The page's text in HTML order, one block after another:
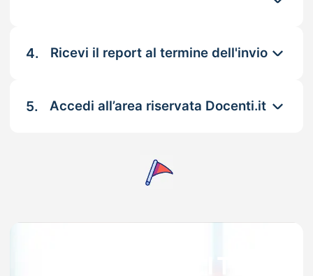
4. Ricevi il report al termine dell'invio
5. Accedi all’area riservata Docenti.it